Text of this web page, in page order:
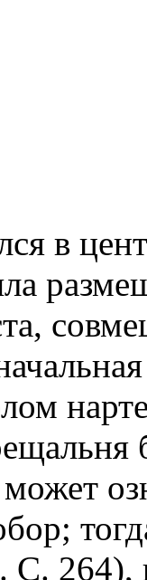
в
С. 264),